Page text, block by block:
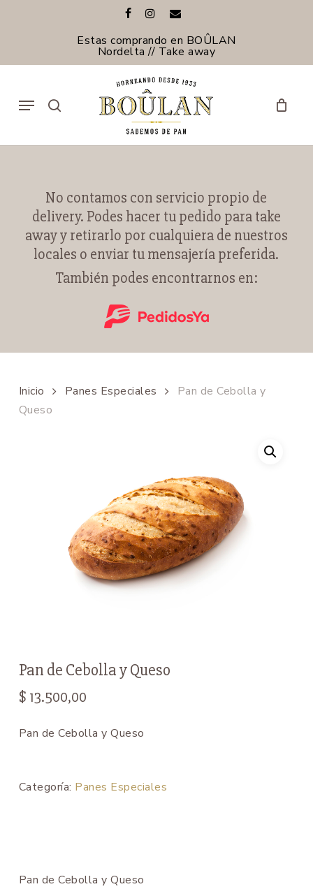
facebookinstagram
email
Estas comprando en BOÛLAN
Nordelta // Take away
Menu
No contamos con servicio propio de
delivery. Podes hacer tu pedido para take
away y retirarlo por cualquiera de nuestros
locales o enviar tu mensajería preferida.
También podes encontrarnos en:
Inicio Panes Especiales
Pan de Cebolla y
Queso
Pan de Cebolla y Queso
$ 13.500,00
Pan de Cebolla y Queso
Categoría: Panes Especiales
Pan de Cebolla y Queso